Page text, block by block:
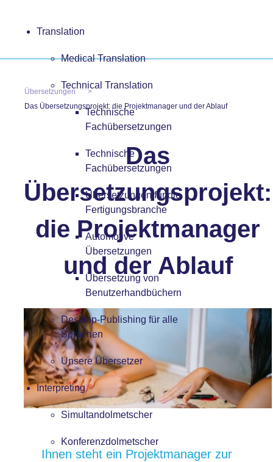
Translation
Medical Translation
Technical Translation
Technische
Fachübersetzungen
Technische
Fachübersetzungen
Übersetzungen für die
Fertigungsbranche
Automotive
Übersetzungen
Übersetzung von
Benutzerhandbüchern
Desktop-Publishing für alle
Sprachen
Unsere Übersetzer
Interpreting
Simultandolmetscher
Konferenzdolmetscher
Übersetzungen
Das Übersetzungsprojekt: die Projektmanager und der Ablauf
Das
Übersetzungsprojekt:
die Projektmanager
und der Ablauf
Ihnen steht ein Projektmanager zur